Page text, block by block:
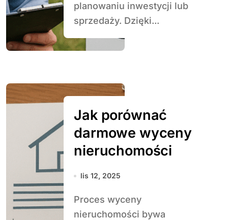
planowaniu inwestycji lub
sprzedaży. Dzięki...
Jak porównać
darmowe wyceny
nieruchomości
lis 12, 2025
Proces wyceny
nieruchomości bywa